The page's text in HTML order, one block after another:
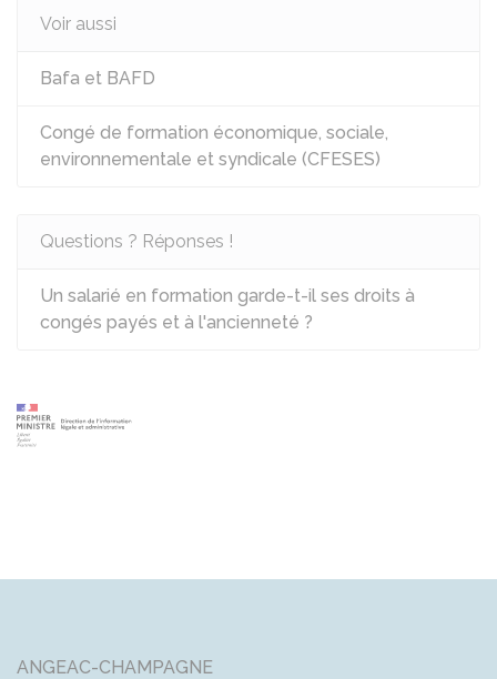
Voir aussi
Bafa et BAFD
Congé de formation économique, sociale,
environnementale et syndicale (CFESES)
Questions ? Réponses !
Un salarié en formation garde-t-il ses droits à
congés payés et à l'ancienneté ?
ANGEAC-CHAMPAGNE